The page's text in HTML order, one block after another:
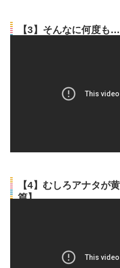
【3】そんなに何度
【4】むしろアナタ
篇】